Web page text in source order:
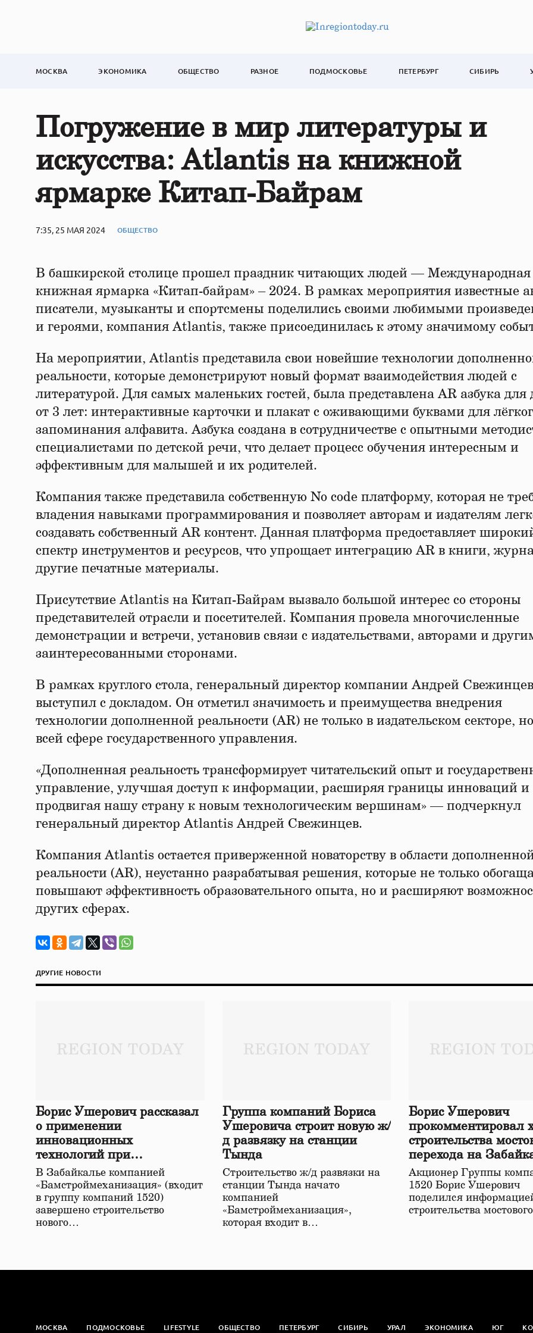
МОСКВА ЭКОНОМИКА ОБЩЕСТВО РАЗНОЕ ПОДМОСКОВЬЕ ПЕТЕРБУРГ СИБИРЬ
Погружение в мир литературы и
искусства: Atlantis на книжной
ярмарке Китап-Байрам
7:35, 25 МАЯ 2024 ОБЩЕСТВО
В башкирской столице прошел праздник читающих людей — Международная
книжная ярмарка «Китап-байрам» – 2024. В рамках мероприятия известные
писатели, музыканты и спортсмены поделились своими любимыми
и героями, компания Atlantis, также присоединилась к этому значимому
На мероприятии, Atlantis представила свои новейшие технологии
реальности, которые демонстрируют новый формат взаимодействия людей с
литературой. Для самых маленьких гостей, была представлена AR азбука для
от 3 лет: интерактивные карточки и плакат с оживающими буквами для
запоминания алфавита. Азбука создана в сотрудничестве с опытными
специалистами по детской речи, что делает процесс обучения интересным и
эффективным для малышей и их родителей.
Компания также представила собственную No code платформу, которая не
владения навыками программирования и позволяет авторам и издателям
создавать собственный AR контент. Данная платформа предоставляет
спектр инструментов и ресурсов, что упрощает интеграцию AR в книги,
другие печатные материалы.
Присутствие Atlantis на Китап-Байрам вызвало большой интерес со стороны
представителей отрасли и посетителей. Компания провела многочисленные
демонстрации и встречи, установив связи с издательствами, авторами и
заинтересованными сторонами.
В рамках круглого стола, генеральный директор компании Андрей Свежинцев
выступил с докладом. Он отметил значимость и преимущества внедрения
технологии дополненной реальности (AR) не только в издательском секторе,
всей сфере государственного управления.
«Дополненная реальность трансформирует читательский опыт и
управление, улучшая доступ к информации, расширяя границы инноваций и
продвигая нашу страну к новым технологическим вершинам» — подчеркнул
генеральный директор Atlantis Андрей Свежинцев.
Компания Atlantis остается приверженной новаторству в области
реальности (AR), неустанно разрабатывая решения, которые не только
повышают эффективность образовательного опыта, но и расширяют
других сферах.
ДРУГИЕ НОВОСТИ
Борис Ушерович рассказал
о применении
инновационных
технологий при
строительстве нового моста
в Забайкалье
В Забайкалье компанией
«Бамстроймеханизация» (входит
в группу компаний 1520)
завершено строительство
нового…
Группа компаний Бориса
Ушеровича строит новую ж/
д развязку на станции
Тында
Строительство ж/д развязки на
станции Тында начато
компанией
«Бамстроймеханизация»,
которая входит в…
Борис Ушерович
прокомментировал
строительства
перехода на
железной дороге
Акционер Группы
1520 Борис Ушерович
поделился
строительства
МОСКВА ПОДМОСКОВЬЕ LIFESTYLE ОБЩЕСТВО ПЕТЕРБУРГ СИБИРЬ УРАЛ ЭКОНОМИКА ЮГ